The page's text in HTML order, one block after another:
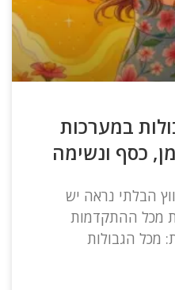
במערכות
כסף ונשימה
הבלתי נראה יש
מכל ההתקדמות
מכל הגבולות